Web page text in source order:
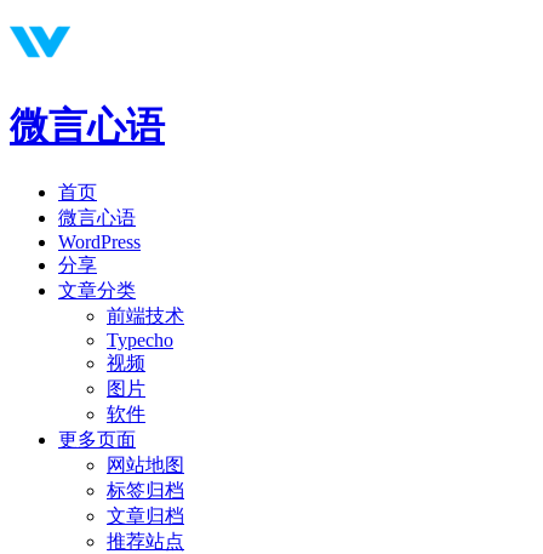
微言心语
首页
微言心语
WordPress
分享
文章分类
前端技术
Typecho
视频
图片
软件
更多页面
网站地图
标签归档
文章归档
推荐站点